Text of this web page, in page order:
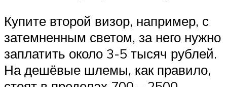
Купите второй визор, например, с
затемненным светом, за него нужно
заплатить около 3-5 тысяч рублей.
На дешёвые шлемы, как правило,